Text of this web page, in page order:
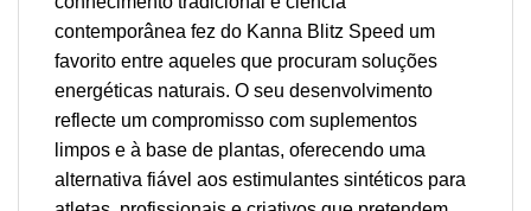
contemporânea fez do Kanna Blitz Speed um
favorito entre aqueles que procuram soluções
energéticas naturais. O seu desenvolvimento
reflecte um compromisso com suplementos
limpos e à base de plantas, oferecendo uma
alternativa fiável aos estimulantes sintéticos para